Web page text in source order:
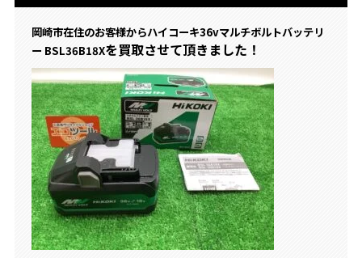
岡崎市在住のお客様からハイコーキ36vマルチボルトバッテリ
ー BSL36B18Xを買取させて頂きました！